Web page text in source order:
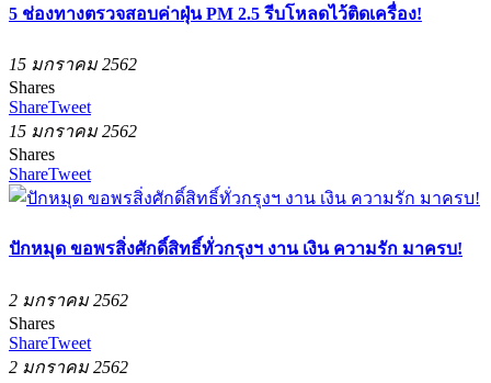
5 ช่องทางตรวจสอบค่าฝุ่น PM 2.5 รีบโหลดไว้ติดเครื่อง!
15 มกราคม 2562
Shares
ShareTweet
15 มกราคม 2562
Shares
ShareTweet
ปักหมุด ขอพรสิ่งศักดิ์สิทธิ์ทั่วกรุงฯ งาน เงิน ความรัก มาครบ!
2 มกราคม 2562
Shares
ShareTweet
2 มกราคม 2562